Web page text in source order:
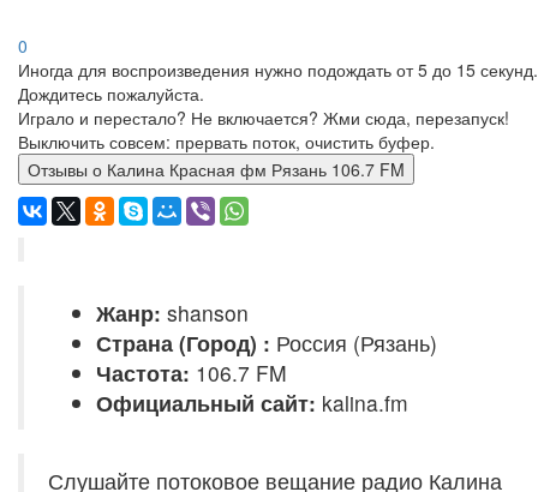
0
Иногда для воспроизведения нужно подождать от 5 до 15 секунд.
Дождитесь пожалуйста.
Играло и перестало? Не включается? Жми сюда, перезапуск!
Выключить совсем: прервать поток, очистить буфер.
Отзывы о Калина Красная фм Рязань 106.7 FM
Жанр: shanson
Страна (Город) : Россия (Рязань)
Частота: 106.7 FM
Официальный сайт: kalina.fm
Слушайте потоковое вещание радио Калина